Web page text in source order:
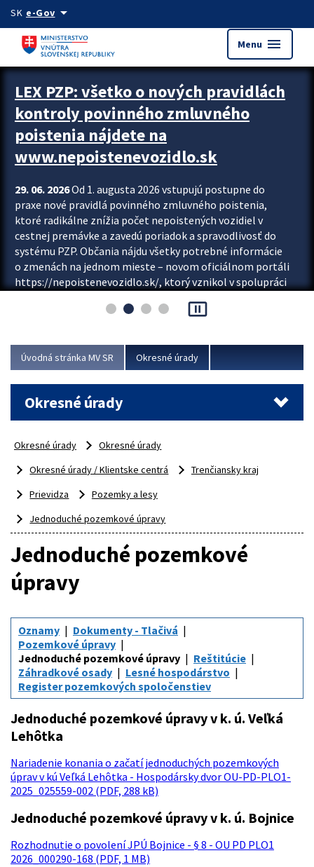
Preskocit na hlavný obsah
SK e-Govarrow_drop_down
Menu menu
Zastavit automatický posun upútavok
LEX PZP: všetko o nových pravidlách
kontroly povinného zmluvného
poistenia nájdete na
www.nepoistenevozidlo.sk
29. 06. 2026Od 1. augusta 2026 vstupujú postupne do
praxe nové pravidlá povinného zmluvného poistenia,
ktoré radikálne znížia počet nepoistených vozidiel v
cestnej premávke a zavedú poriadok a spravodlivosť do
systému PZP. Občania nájdu všetky potrebné informácie
o zmenách na jednom mieste – novom oficiálnom portáli
https://nepoistenevozidlo.sk/, ktorý vznikol v spolupráci
asociácie poisťovní (SLASPO) a Ministerstva vnútra SR.
Viac
pause_presentation
Úvodná stránka MV SR Okresné úrady
Okresné úrady
Okresné úrady
Okresné úrady
Okresné úrady / Klientske centrá
Trenčiansky kraj
Prievidza
Pozemky a lesy
Jednoduché pozemkové úpravy
Jednoduché pozemkové
úpravy
Oznamy
Dokumenty - Tlačivá
Pozemkové úpravy
Jednoduché pozemkové úpravy
Reštitúcie
Záhradkové osady
Lesné hospodárstvo
Register pozemkových spoločenstiev
Jednoduché pozemkové úpravy v k. ú. Veľká
Lehôtka
Nariadenie konania o začatí jednoduchých pozemkových
úprav v kú Veľká Lehôtka - Hospodársky dvor OU-PD-PLO1-
2025_025559-002 (PDF, 288 kB)
Jednoduché pozemkové úpravy v k. ú. Bojnice
Rozhodnutie o povolení JPÚ Bojnice - § 8 - OU PD PLO1
2026_000290-168 (PDF, 1 MB)